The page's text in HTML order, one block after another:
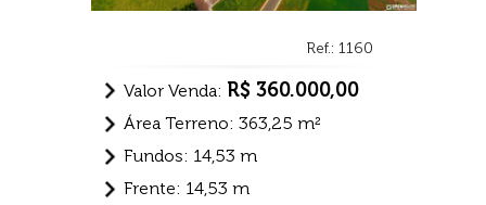
Ref.: 1160
Valor Venda: R$ 360.000,00
Área Terreno: 363,25 m²
Fundos: 14,53 m
Frente: 14,53 m